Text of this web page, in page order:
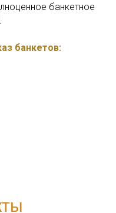
банкетное
банкетов: